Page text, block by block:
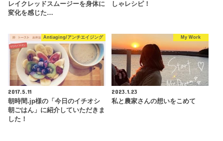
レイクレッドスムージーを身体に
変化を感じた…
しゃレシピ！
Antiaging/アンチエイジング
2017.5.11
朝時間.jp様の「今日のイチオシ
朝ごはん」に紹介していただきま
した！
My Work
2023.1.23
私と農家さんの想いをこめて